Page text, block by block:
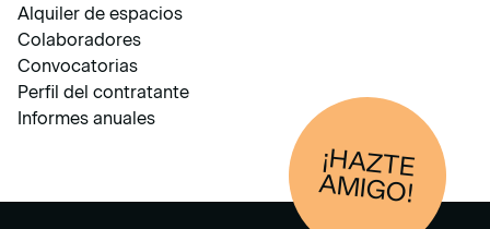
Alquiler de espacios
Colaboradores
Convocatorias
Perfil del contratante
Informes anuales
¡HAZTE
AM
IGO!